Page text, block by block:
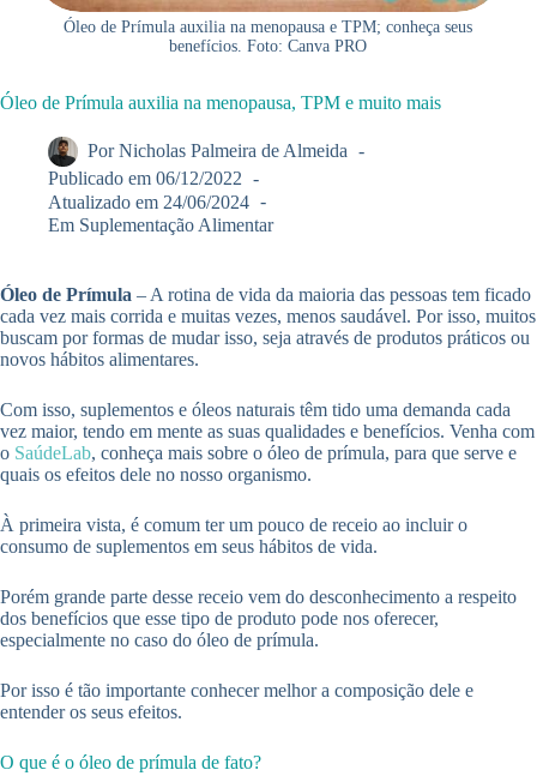
Óleo de Prímula auxilia na menopausa e TPM; conheça seus
benefícios. Foto: Canva PRO
Óleo de Prímula auxilia na menopausa, TPM e muito mais
Por Nicholas Palmeira de Almeida
Publicado em 06/12/2022
Atualizado em 24/06/2024
Em Suplementação Alimentar
Óleo de Prímula – A rotina de vida da maioria das pessoas tem ficado
cada vez mais corrida e muitas vezes, menos saudável. Por isso, muitos
buscam por formas de mudar isso, seja através de produtos práticos ou
novos hábitos alimentares.
Com isso, suplementos e óleos naturais têm tido uma demanda cada
vez maior, tendo em mente as suas qualidades e benefícios. Venha com
o SaúdeLab, conheça mais sobre o óleo de prímula, para que serve e
quais os efeitos dele no nosso organismo.
À primeira vista, é comum ter um pouco de receio ao incluir o
consumo de suplementos em seus hábitos de vida.
Porém grande parte desse receio vem do desconhecimento a respeito
dos benefícios que esse tipo de produto pode nos oferecer,
especialmente no caso do óleo de prímula.
Por isso é tão importante conhecer melhor a composição dele e
entender os seus efeitos.
O que é o óleo de prímula de fato?